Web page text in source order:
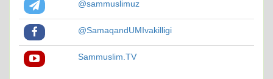
@sammuslimuz
@SamaqandUMIvakilligi
Sammuslim.TV